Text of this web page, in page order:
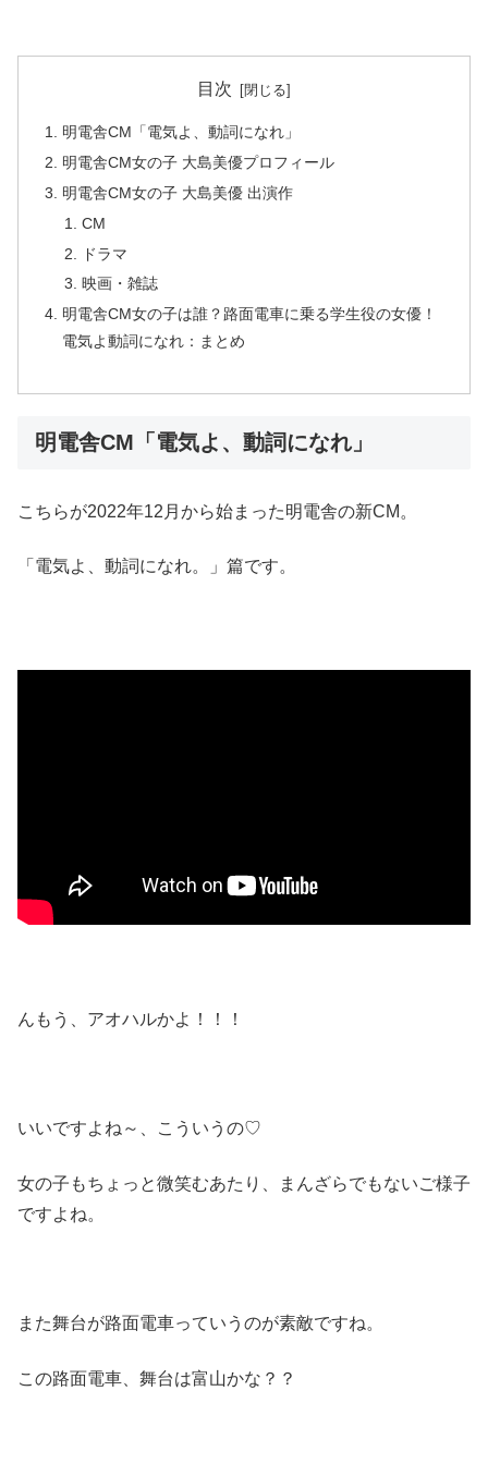
目次
明電舎CM「電気よ、動詞になれ」
明電舎CM女の子 大島美優プロフィール
明電舎CM女の子 大島美優 出演作
CM
ドラマ
映画・雑誌
明電舎CM女の子は誰？路面電車に乗る学生役の女優！
電気よ動詞になれ：まとめ
明電舎CM「電気よ、動詞になれ」
こちらが2022年12月から始まった明電舎の新CM。
「電気よ、動詞になれ。」篇です。
んもう、アオハルかよ！！！
いいですよね～、こういうの♡
女の子もちょっと微笑むあたり、まんざらでもないご様子
ですよね。
また舞台が路面電車っていうのが素敵ですね。
この路面電車、舞台は富山かな？？